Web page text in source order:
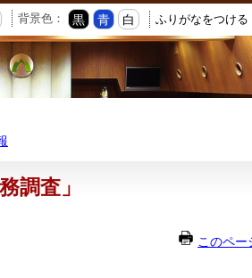
背景色： 黒 青 白 ふりがなをつける
調査」
このペー